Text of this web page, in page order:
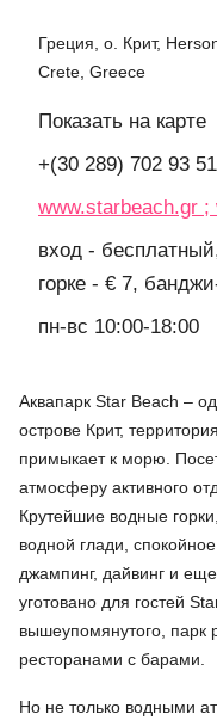
Греция, о. Крит,
Crete, Greece
Показать на карте
+(30 289) 702 93
www.starbeach.gr
вход -
горке - € 7,
пн-вс 10:00-18:00
Аквапарк Star Beach –
острове Крит,
примыкает к морю.
атмосферу активного
Крутейшие водные
водной глади,
джампинг, дайвинг и
уготовано для гостей
вышеупомянутого, парк
ресторанами с барами.
Но не только водными